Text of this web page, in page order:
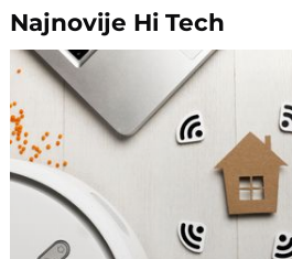
Najnovije Hi Tech